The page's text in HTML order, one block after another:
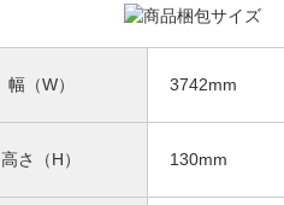
幅（W） 3742mm
高さ（H） 130mm